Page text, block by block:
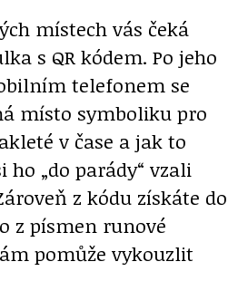
místech vás čeká
s QR kódem. Po jeho
telefonem se
místo symboliku pro
v čase a jak to
ho „do parády“ vzali
z kódu získáte do
z písmen runové
pomůže vykouzlit